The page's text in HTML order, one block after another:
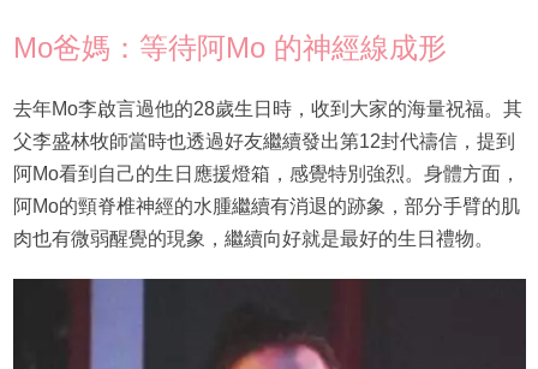
Mo爸媽：等待阿Mo 的神經線成形
去年Mo李啟言過他的28歲生日時，收到大家的海量祝福。其
父李盛林牧師當時也透過好友繼續發出第12封代禱信，提到
阿Mo看到自己的生日應援燈箱，感覺特別強烈。身體方面，
阿Mo的頸脊椎神經的水腫繼續有消退的跡象，部分手臂的肌
肉也有微弱醒覺的現象，繼續向好就是最好的生日禮物。